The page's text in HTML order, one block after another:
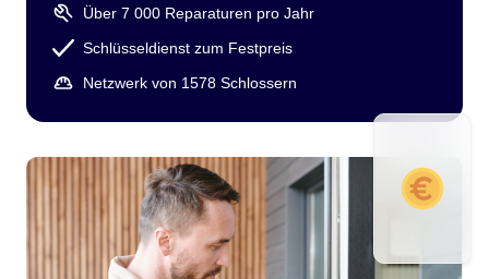
Über 7 000 Reparaturen pro Jahr
Schlüsseldienst zum Festpreis
Netzwerk von 1578 Schlossern